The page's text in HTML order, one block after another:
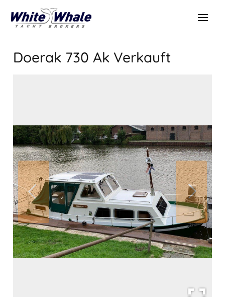
Doerak 730 Ak Verkauft